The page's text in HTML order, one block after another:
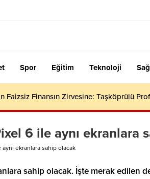
Spor Eğitim Teknoloji
Faizsiz Finansın Zirvesine: Taşköprülü
6 ile aynı ekranlara
ekranlara sahip olacak
sahip olacak. İşte merak edilen